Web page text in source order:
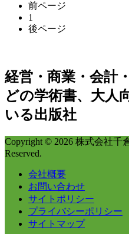
前ページ
1
後ページ
経営・商業・会計
どの学術書、大人
いる出版社
Copyright © 2026 株式会社千
Reserved.
会社概要
お問い合わせ
サイトポリシー
プライバシーポリシー
サイトマップ